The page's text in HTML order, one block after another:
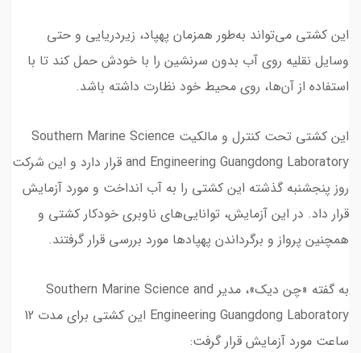
این کشتی می‌تواند به‌طور همزمان پهپاد، زیردریایی و حتی
وسایل نقلیه روی آب بدون سرنشین را با خودش حمل کند تا با
استفاده از آن‌ها، روی محیط خود نظارت داشته باشد.
این کشتی تحت کنترل و مالکیت Southern Marine Science
and Engineering Guangdong Laboratory قرار دارد و این شرکت
روز پنجشنبه گذشته این کشتی را به آب انداخت و مورد آزمایش
قرار داد. در این آزمایش، توانایی‌های ناوبری خودکار کشتی و
همچنین پرواز و برگرداندن پهپادها مورد بررسی قرار گرفتند.
به گفته «چن دیک»، مدیر Southern Marine Science and
Engineering Guangdong Laboratory این کشتی برای مدت 12
ساعت مورد آزمایش قرار گرفت: